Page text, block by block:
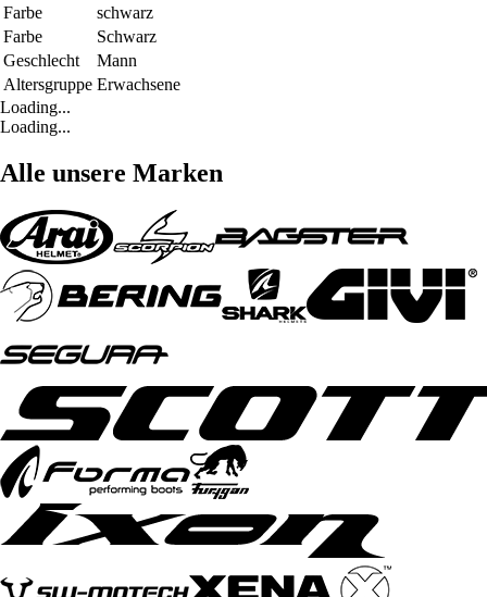
Farbe
schwarz
Farbe
Schwarz
Geschlecht
Mann
Altersgruppe Erwachsene
Loading...
Loading...
Alle unsere Marken